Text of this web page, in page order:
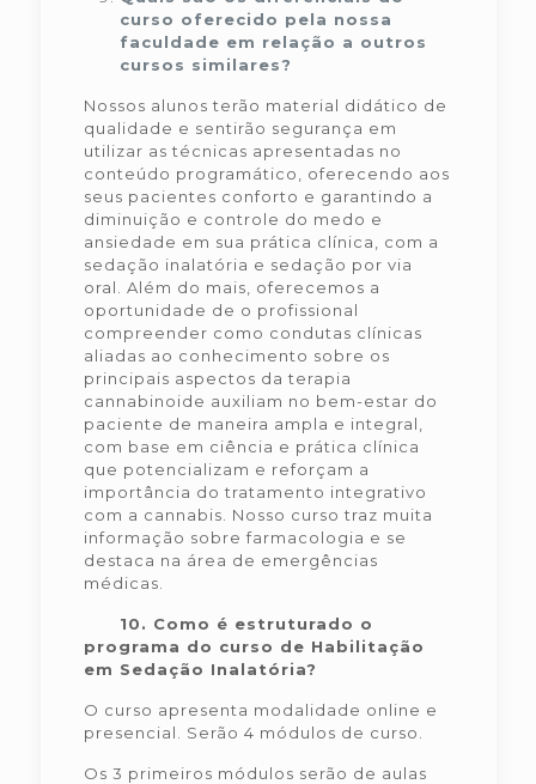
curso oferecido pela nossa
faculdade em relação a outros
cursos similares?
Nossos alunos terão material didático de
qualidade e sentirão segurança em
utilizar as técnicas apresentadas no
conteúdo programático, oferecendo aos
seus pacientes conforto e garantindo a
diminuição e controle do medo e
ansiedade em sua prática clínica, com a
sedação inalatória e sedação por via
oral. Além do mais, oferecemos a
oportunidade de o profissional
compreender como condutas clínicas
aliadas ao conhecimento sobre os
principais aspectos da terapia
cannabinoide auxiliam no bem-estar do
paciente de maneira ampla e integral,
com base em ciência e prática clínica
que potencializam e reforçam a
importância do tratamento integrativo
com a cannabis. Nosso curso traz muita
informação sobre farmacologia e se
destaca na área de emergências
médicas.
10. Como é estruturado o
programa do curso de Habilitação
em Sedação Inalatória?
O curso apresenta modalidade online e
presencial. Serão 4 módulos de curso.
Os 3 primeiros módulos serão de aulas